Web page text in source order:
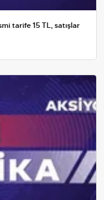
tarife 15 TL, satışlar